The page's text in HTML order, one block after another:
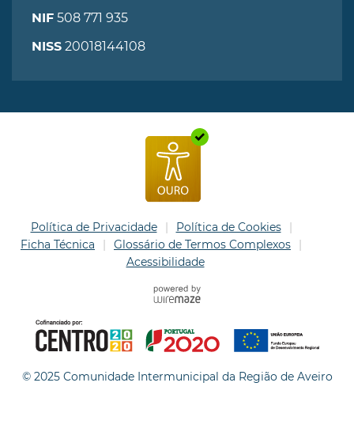
NIF 508 771 935
NISS 20018144108
Política de Privacidade
Política de Cookies
Ficha Técnica
Glossário de Termos Complexos
Acessibilidade
© 2025 Comunidade Intermunicipal da Região de Aveiro